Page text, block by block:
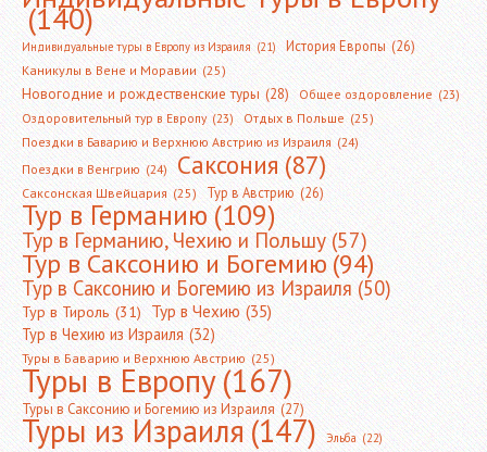
(140)
Индивидуальные туры в Европу из Израиля (21) История Европы (26)
Каникулы в Вене и Моравии (25)
Новогодние и рождественские туры (28) Общее оздоровление (23)
Оздоровительный тур в Европу (23) Отдых в Польше (25)
Поездки в Баварию и Верхнюю Австрию из Израиля (24)
Поездки в Венгрию (24) Саксония(87)
Саксонская Швейцария (25) Тур в Австрию (26)
Тур в Германию(109)
Тур в Германию, Чехию и Польшу (57)
Тур в Саксонию и Богемию(94)
Тур в Саксонию и Богемию из Израиля (50)
Тур в Тироль (31) Тур в Чехию (35)
Тур в Чехию из Израиля (32)
Туры в Баварию и Верхнюю Австрию (25)
Туры в Европу(167)
Туры в Саксонию и Богемию из Израиля (27)
Туры из Израиля(147) Эльба (22)